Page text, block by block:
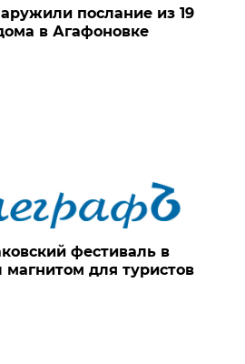
послание из 19
в Агафоновке
фестиваль в
магнитом для туристов